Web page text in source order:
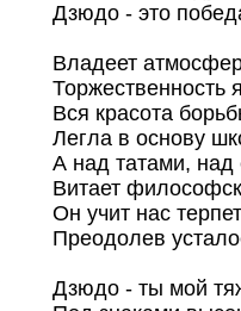
Дзюдо - это
Владеет
Торжественность
Вся красота
Легла в основу
А над татами, над
Витает
Он учит нас
Преодолев
Дзюдо - ты мой